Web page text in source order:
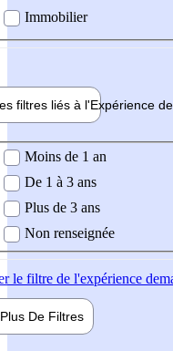
Immobilier
filtres liés à l'Expérience
demandée
Moins de 1 an
De 1 à 3 ans
Plus de 3 ans
Non renseignée
le filtre de l'expérience
Plus De Filtres